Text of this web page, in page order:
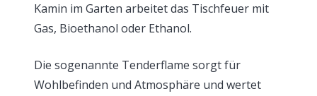
Kamin im Garten arbeitet das Tischfeuer mit
Gas, Bioethanol oder Ethanol.
Die sogenannte Tenderflame sorgt für
Wohlbefinden und Atmosphäre und wertet